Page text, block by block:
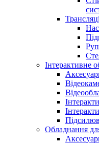
Інтерактивне
Обладнання